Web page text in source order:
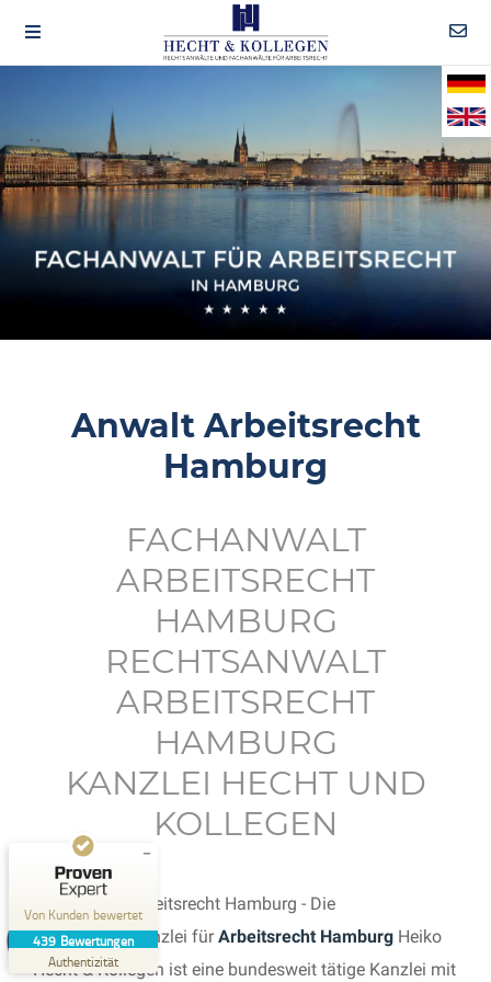
Anwalt Arbeitsrecht
Hamburg
FACHANWALT
ARBEITSRECHT
HAMBURG
RECHTSANWALT
ARBEITSRECHT
HAMBURG
KANZLEI HECHT UND
KOLLEGEN
Fachanwalt Arbeitsrecht Hamburg - Die
Fachanwaltskanzlei fürArbeitsrecht Hamburg Heiko
Hecht & Kollegen ist eine bundesweit tätige Kanzlei mit
Von Kunden bewertet
439 Bewertungen
Authentizität
Kundenbewertungen und Erfahrungen zu
100
%
ProvenExpert.com
4,92
/
5,00
42
397
Bewertungen von
anderen Quellen
Blick aufs ProvenExpert-Profil werfen
21.07.2026